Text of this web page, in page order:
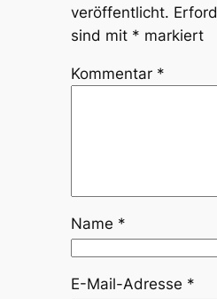
veröffentlicht.
sind mit * markiert
Kommentar *
Name *
E-Mail-Adresse *